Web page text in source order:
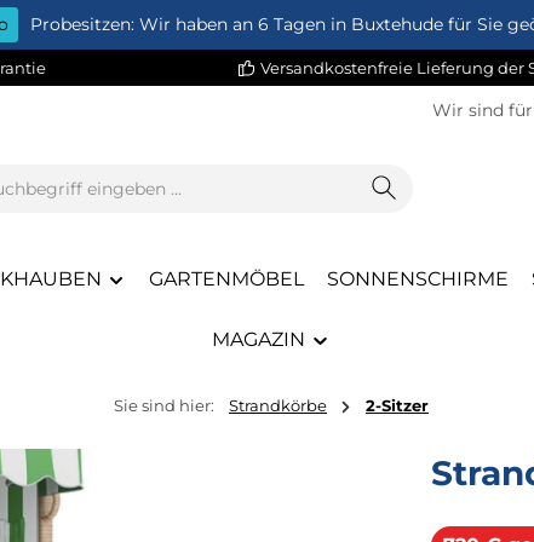
Probesitzen: Wir haben an 6 Tagen in Buxtehude für Sie
Versandkostenfreie Lieferung der
Wir sind für
GARTENMÖBEL SONNENSCHIRME
MAGAZIN
Sie sind hier: Strandkörbe 2-Sitzer